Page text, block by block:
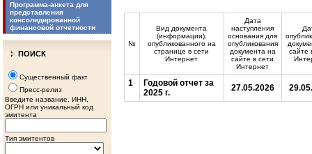
Программа-анкета для
представления
консолидированной
финансовой отчетности
ПОИСК
Существенный факт
Пресс-релиз
Введите название, ИНН,
ОГРН или уникальный код
эмитента
Тип эмитентов
№
Вид документа
(информации),
опубликованного на
странице в сети
Интернет
Дата
наступления
основания для
опубликования
документа на
сайте в сети
Интернет
сайте
1
Годовой отчет за
2025 г.
27.05.2026